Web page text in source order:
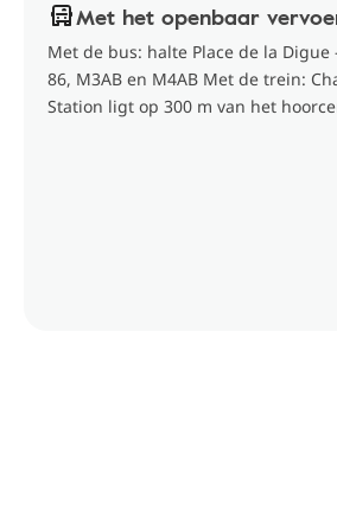
Met het openbaar
Met de bus: halte Place de la Digue
86, M3AB en M4AB Met de trein:
Station ligt op 300 m van het